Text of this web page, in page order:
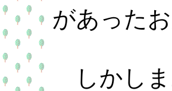
があった
しかしま